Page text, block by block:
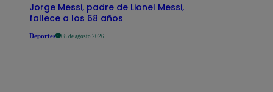
Jorge Messi, padre de Lionel Messi,
fallece a los 68 años
Deportes 08 de agosto 2026